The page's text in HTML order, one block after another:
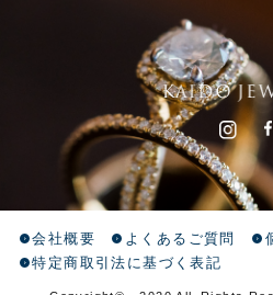
会社概要 よくあるご質問
特定商取引法に基づく表記